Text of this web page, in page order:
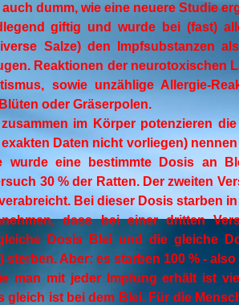
dumm, wie eine neuere Studie
giftig und wurde bei (fast)
Salze) den Impfsubstanzen
Reaktionen der neurotoxischen
sowie unzählige Allergie-
oder Gräserpolen.
im Körper potenzieren
Daten nicht vorliegen)
wurde eine bestimmte Dosis an
30 % der Ratten. Der zweiten
Bei dieser Dosis starben
dass bei einer dritten
Dosis Blei und die gleiche
sterben. Aber: es starben 100 % - also
man mit jeder Impfung erhält ist
gleich ist bei dem Blei. Für die